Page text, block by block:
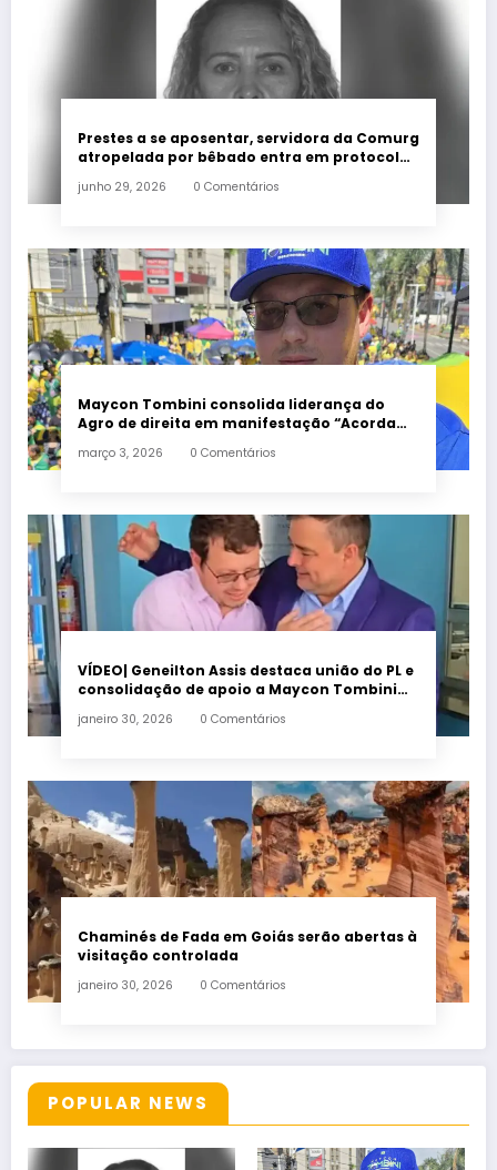
Prestes a se aposentar, servidora da Comurg
atropelada por bêbado entra em protocolo
junho 29, 2026 0 Comentários
Maycon Tombini consolida liderança do
Agro de direita em manifestação “Acorda
março 3, 2026 0 Comentários
VÍDEO| Geneilton Assis destaca união do PL e
consolidação de apoio a Maycon Tombini
janeiro 30, 2026 0 Comentários
Chaminés de Fada em Goiás serão abertas à
visitação controlada
janeiro 30, 2026 0 Comentários
POPULAR NEWS